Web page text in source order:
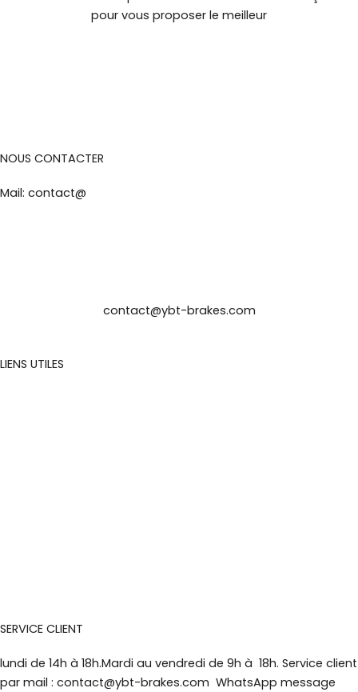
pour vous proposer le meilleur
NOUS CONTACTER
Mail: contact@
contact@ybt-brakes.com
LIENS UTILES
SERVICE CLIENT
lundi de 14h à 18h.Mardi au vendredi de 9h à 18h. Service client
par mail : contact@ybt-brakes.com WhatsApp message